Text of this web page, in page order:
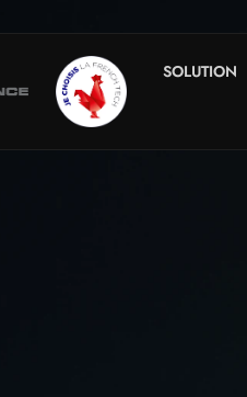
SOLUTION